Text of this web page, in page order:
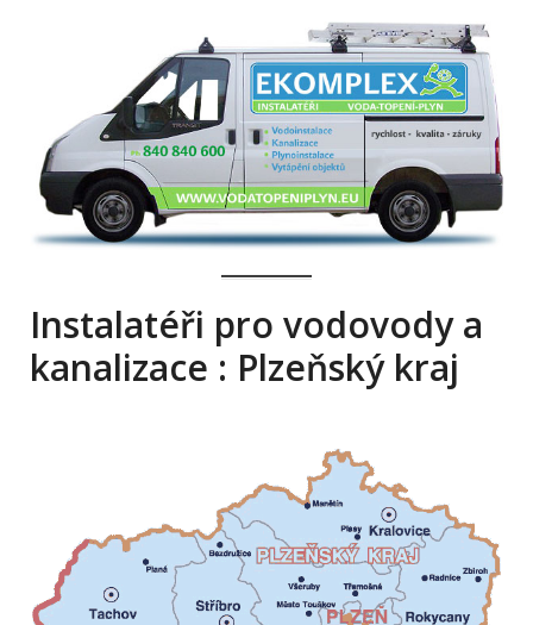
Instalatéři pro vodovody a
kanalizace : Plzeňský kraj